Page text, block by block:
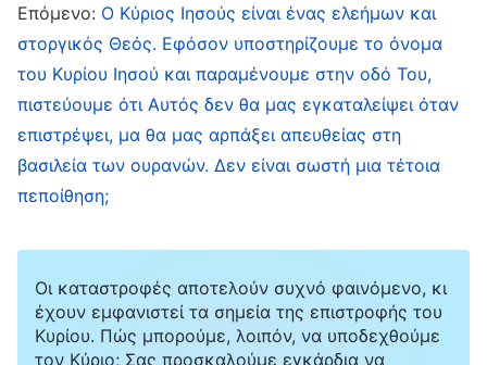
εξευγενισμού, ο άνθρωπος μπορεί να αποβάλει
τη διαφθορά του και να γίνει αγνός. Αντί να
θεωρηθεί πως αυτό το στάδιο του έργου είναι
εκείνο της σωτηρίας, θα ήταν πιο κατάλληλο
να ειπωθεί ότι είναι το έργο του εξαγνισμού.
Στην πραγματικότητα, αυτό είναι το στάδιο της
σημείο να κερδηθεί από τον Θεό μέσω της
κρίσης και της παίδευσης του λόγου, και όλες
Επόμενο: Ο Κύριος Ιησούς είναι ένας ελεήμων και
στοργικός Θεός. Εφόσον υποστηρίζουμε το όνομα
του Κυρίου Ιησού και παραμένουμε στην οδό Του,
πιστεύουμε ότι Αυτός δεν θα μας εγκαταλείψει όταν
επιστρέψει, μα θα μας αρπάξει απευθείας στη
βασιλεία των ουρανών. Δεν είναι σωστή μια τέτοια
πεποίθηση;
Οι καταστροφές αποτελούν συχνό φαινόμενο, κι
έχουν εμφανιστεί τα σημεία της επιστροφής του
Κυρίου. Πώς μπορούμε, λοιπόν, να υποδεχθούμε
τον Κύριο; Σας προσκαλούμε εγκάρδια να